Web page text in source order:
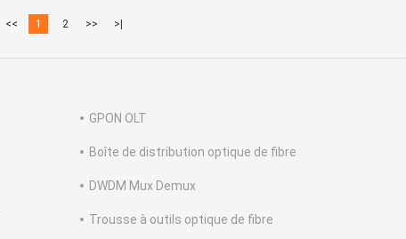
<< 1 2 >> >|
GPON OLT
Boîte de distribution optique de fibre
DWDM Mux Demux
Trousse à outils optique de fibre